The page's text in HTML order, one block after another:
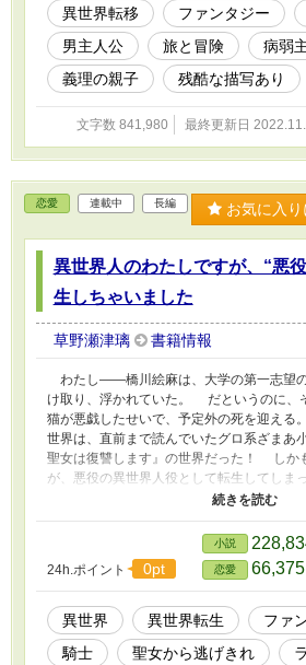
ら大好きな七変化ドラゴ
険者、美人なのに守銭奴
などなど。変なのしか
啓介。笑ってないでどう
と、絆の物語。 （※と
でいくつもりですし、遊
予定です） ★のついて
作業途中です。 ・表紙
異世界転移 ファンタジー
男主人公
旅と冒険 病弱
義理の親子
残酷な描写あり
文字数 841,980 最終更新日
恋愛 連載中 長編 お気に入り
異世界人のわたしですが、“悪
生しちゃいました
草野瀬津璃 書籍情報
わたし――橋川絵麻は、大学の第一志望
け取り、浮かれていた。 だというのに、
猫が悪戯したせいで、予定外の死を迎え
世界は、直前まで読んでいたグロ系ざまあ
聖女は復讐します』の世界だった！ しか
が、悪役の異世界人役として転生してし
主人公「聖女」にざまあをされての凄惨な
はサブキャラ「良心の騎士」を生贄に選ん
っちあげることに。 騎士には申し訳な
の殺意から逃げきって、二回目の人生を
--- 久しぶりに新作を思いついたので、急
した。たまに更新してるかと思います。
の、どたばたラブコメなんで、軽く読んで
ら負けです(笑) たまにはこういうのもい
もグロになると苦手です…という気持ちを
24h.ポイント 0pt
小説
恋愛 66,375
異世界 異世界転生 ファ
騎士
聖女から逃げきれ